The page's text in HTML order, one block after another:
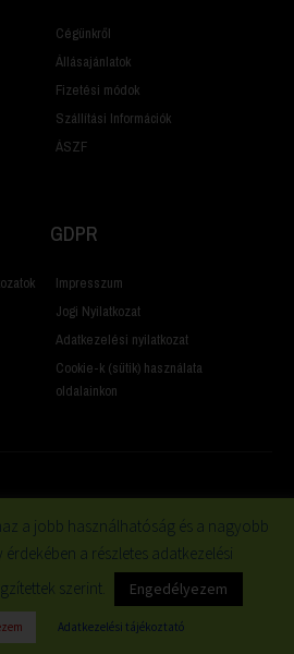
Cégünkről
Állásajánlatok
Fizetési módok
Szállítási Információk
ÁSZF
GDPR
Impresszum
Jogi Nyilatkozat
Adatkezelési nyilatkozat
Cookie-k (sütik) használata
oldalainkon
a jobb használhatóság és a nagyobb
a részletes adatkezelési
szerint.
Engedélyezem
Adatkezelési tájékoztató